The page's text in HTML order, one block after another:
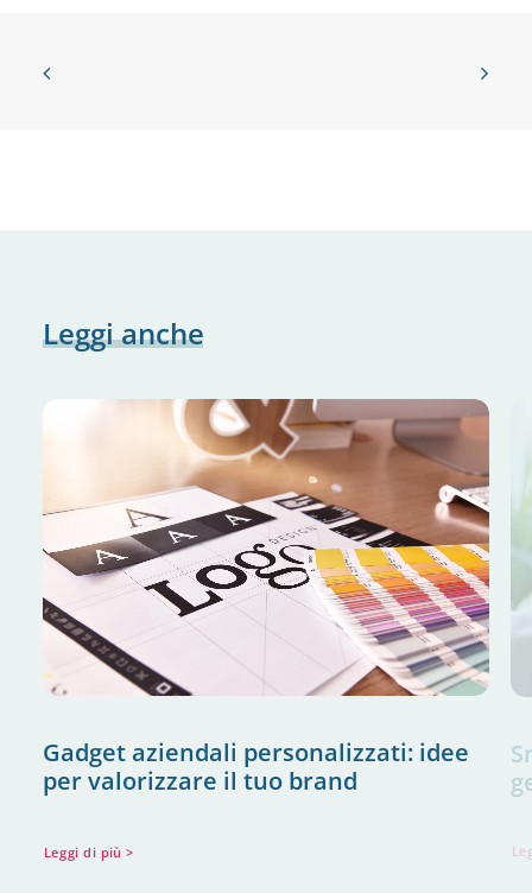
Leggianche
Gadget aziendali personalizzati: idee
per valorizzare il tuo brand
Leggi di più >